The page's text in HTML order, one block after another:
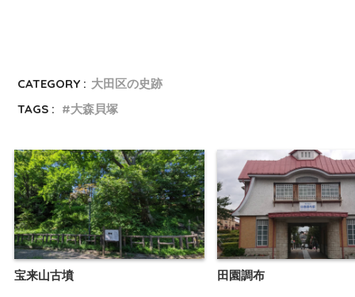
CATEGORY : 大田区の史跡
TAGS :
大森貝塚
宝来山古墳 田園調布